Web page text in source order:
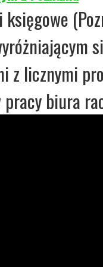
księgowe
z licznymi
biura